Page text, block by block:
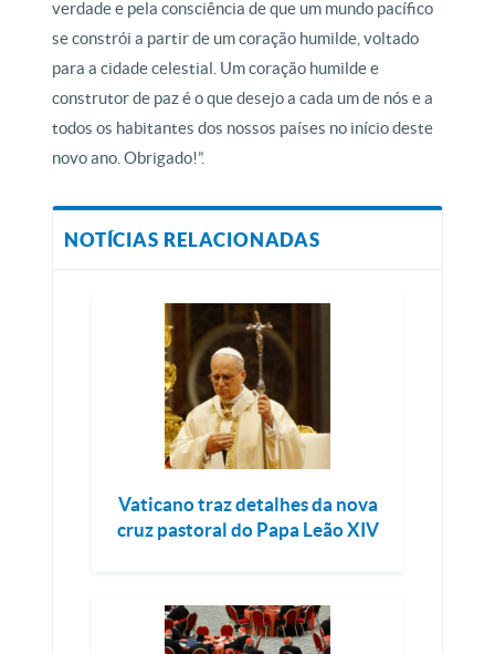
verdade e pela consciência de que um mundo pacífico
se constrói a partir de um coração humilde, voltado
para a cidade celestial. Um coração humilde e
construtor de paz é o que desejo a cada um de nós e a
todos os habitantes dos nossos países no início deste
novo ano. Obrigado!”.
NOTÍCIAS RELACIONADAS
Vaticano traz detalhes da nova
cruz pastoral do Papa Leão XIV